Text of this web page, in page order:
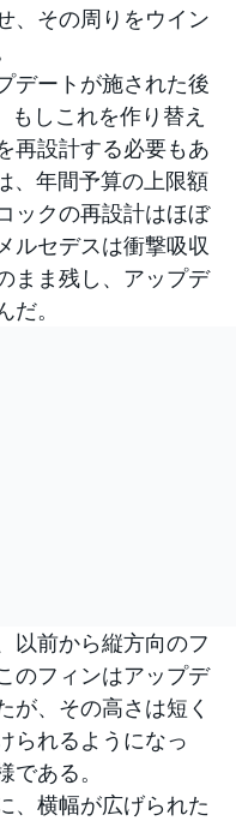
、その周りをウイン
デートが施された後
もしこれを作り替え
再設計する必要もあ
、年間予算の上限額
ックの再設計はほぼ
ルセデスは衝撃吸収
まま残し、アップデ
。
以前から縦方向のフ
のフィンはアップデ
が、その高さは短く
られるようになっ
ある。
、横幅が広げられた